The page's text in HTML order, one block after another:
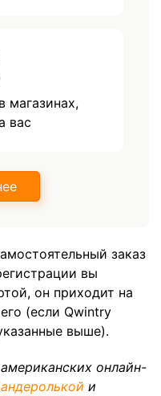
магазинах,
вас
заказ
вы
он приходит на
(если Qwintry
выше).
онлайн-
и